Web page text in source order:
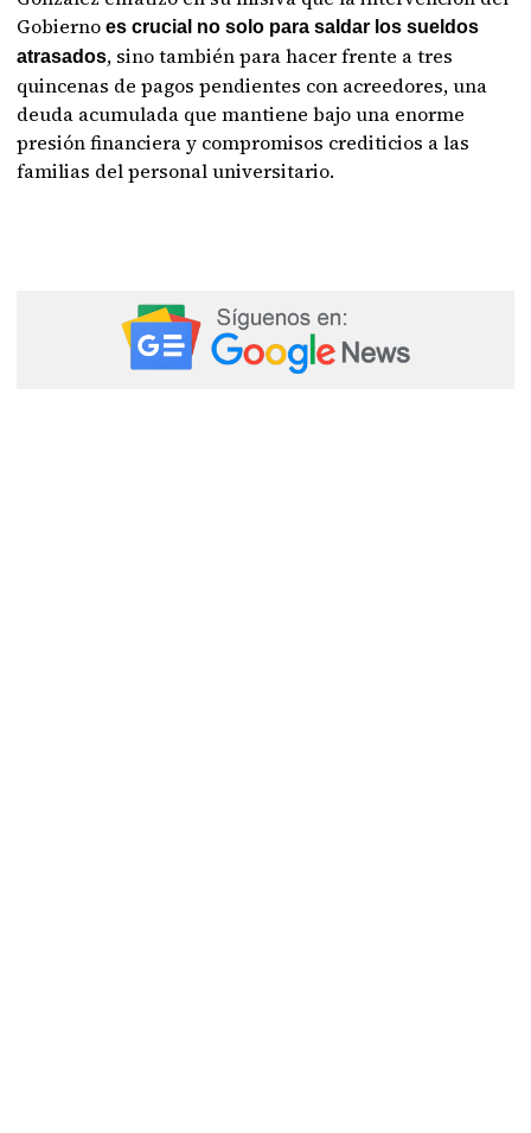
Gobierno es crucial no solo para saldar los sueldos
atrasados, sino también para hacer frente a tres
quincenas de pagos pendientes con acreedores, una
deuda acumulada que mantiene bajo una enorme
presión financiera y compromisos crediticios a las
familias del personal universitario.